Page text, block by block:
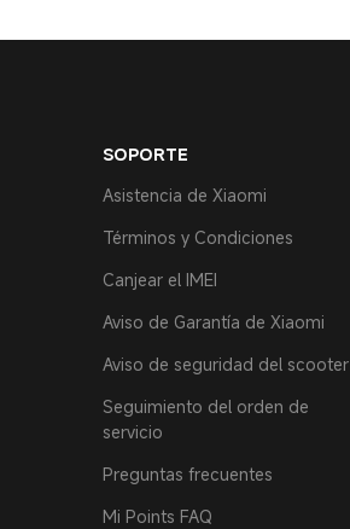
SOPORTE
Asistencia de Xiaomi
Términos y Condiciones
Canjear el IMEI
Aviso de Garantía de Xiaomi
Aviso de seguridad del scooter
Seguimiento del orden de
servicio
Preguntas frecuentes
Mi Points FAQ